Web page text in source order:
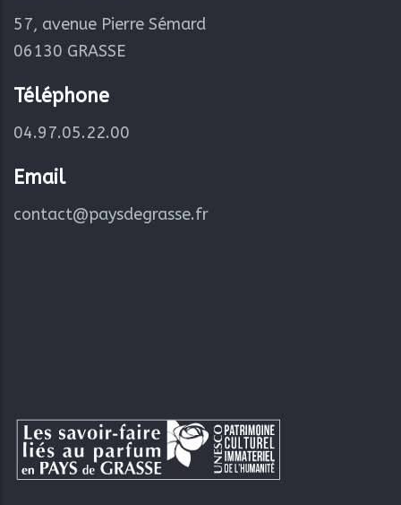
57, avenue Pierre Sémard
06130 GRASSE
Téléphone
04.97.05.22.00
Email
contact@paysdegrasse.fr